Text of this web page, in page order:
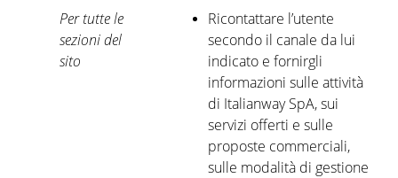
Per tutte le
sezioni del
sito
Ricontattare l’utente
secondo il canale da lui
indicato e fornirgli
informazioni sulle attività
di Italianway SpA, sui
servizi offerti e sulle
proposte commerciali,
sulle modalità di gestione